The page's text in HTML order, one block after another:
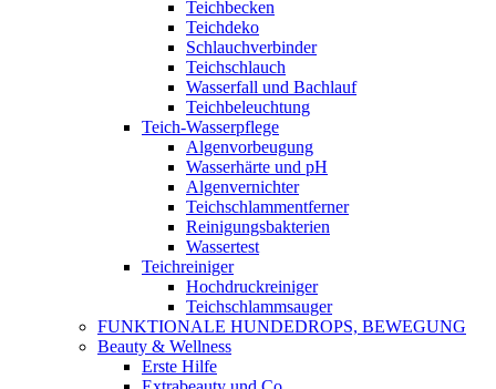
Teichbecken
Teichdeko
Schlauchverbinder
Teichschlauch
Wasserfall und Bachlauf
Teichbeleuchtung
Teich-Wasserpflege
Algenvorbeugung
Wasserhärte und pH
Algenvernichter
Teichschlammentferner
Reinigungsbakterien
Wassertest
Teichreiniger
Hochdruckreiniger
Teichschlammsauger
FUNKTIONALE HUNDEDROPS, BEWEGUNG
Beauty & Wellness
Erste Hilfe